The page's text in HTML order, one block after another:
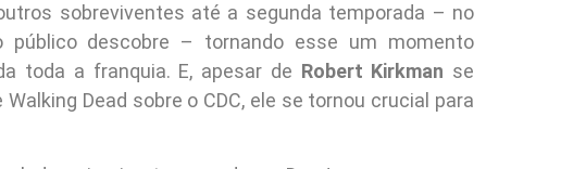
sobreviventes até a segunda temporada – no
descobre – tornando esse um momento
toda a franquia. E, apesar de Robert Kirkman se
Dead sobre o CDC, ele se tornou crucial para